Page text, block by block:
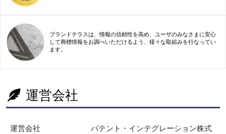
ブランドテラスは、情報の信頼性を高め、ユーザのみなさまに安心
して商標情報をお調べいただけるよう、様々な取組みを行なってい
ます。
運営会社
運営会社
パテント・インテグレーション株式